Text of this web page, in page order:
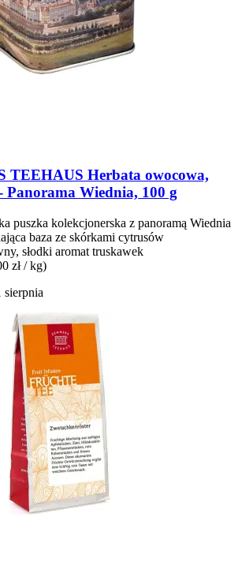
TEEHAUS Herbata owocowa,
Panorama Wiednia, 100 g
puszka kolekcjonerska z panoramą Wiednia
baza ze skórkami cytrusów
słodki aromat truskawek
zł / kg)
sierpnia